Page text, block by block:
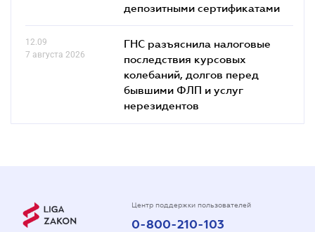
депозитными сертификатами
12.09
7 августа 2026
ГНС разъяснила налоговые
последствия курсовых
колебаний, долгов перед
бывшими ФЛП и услуг
нерезидентов
Центр поддержки пользователей
0-800-210-103